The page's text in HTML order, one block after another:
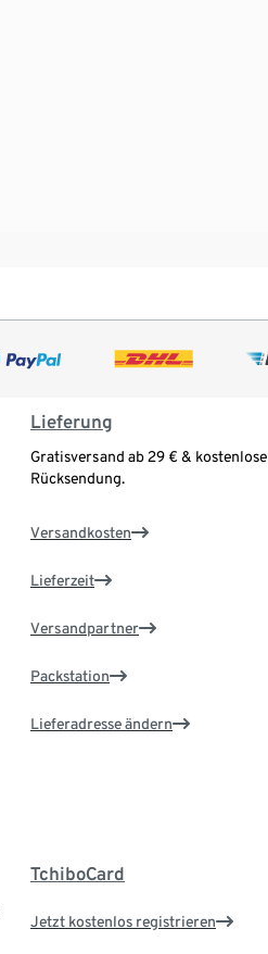
Lieferung
Gratisversand ab 29 € & kostenlose
Rücksendung.
Versandkosten
Lieferzeit
Versandpartner
Packstation
Lieferadresse ändern
TchiboCard
Jetzt kostenlos registrieren